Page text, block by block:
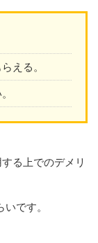
える。
る上でのデメリ
いです。